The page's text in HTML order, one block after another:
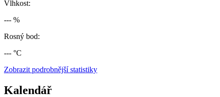
Vlhkost:
--- %
Rosný bod:
--- °C
Zobrazit podrobnější statistiky
Kalendář